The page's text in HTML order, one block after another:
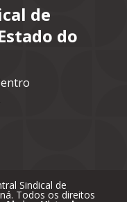
de
do
Sindical de
Todos os direitos